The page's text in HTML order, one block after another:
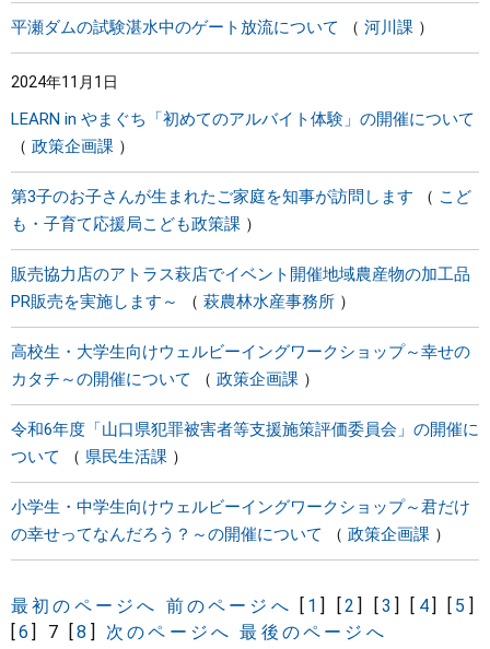
平瀬ダムの試験湛水中のゲート放流について 河川課
2024年11月1日
LEARN in やまぐち「初めてのアルバイト体験」の開催について
政策企画課
第3子のお子さんが生まれたご家庭を知事が訪問します
こど
も・子育て応援局こども政策課
販売協力店のアトラス萩店でイベント開催地域農産物の加工品
PR販売を実施します～
萩農林水産事務所
高校生・大学生向けウェルビーイングワークショップ～幸せの
カタチ～の開催について
政策企画課
令和6年度「山口県犯罪被害者等支援施策評価委員会」の開催に
ついて
県民生活課
小学生・中学生向けウェルビーイングワークショップ～君だけ
の幸せってなんだろう？～の開催について
政策企画課
最初のページへ 前のページへ [ 1] [2] [3] [ 4] [ 5 ]
[6] 7 [8 ] 次のページへ 最後のページへ